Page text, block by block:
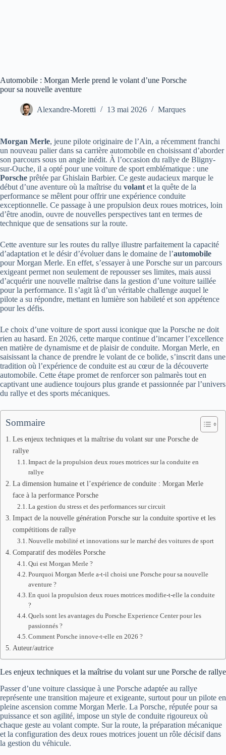
Automobile : Morgan Merle prend le volant d’une Porsche
pour sa nouvelle aventure
Alexandre-Moretti 13 mai 2026 Marques
Morgan Merle, jeune pilote originaire de l’Ain, a récemment franchi
un nouveau palier dans sa carrière automobile en choisissant d’aborder
son parcours sous un angle inédit. À l’occasion du rallye de Bligny-
sur-Ouche, il a opté pour une voiture de sport emblématique : une
Porsche prêtée par Ghislain Barbier. Ce geste audacieux marque le
début d’une aventure où la maîtrise du volant et la quête de la
performance se mêlent pour offrir une expérience conduite
exceptionnelle. Ce passage à une propulsion deux roues motrices, loin
d’être anodin, ouvre de nouvelles perspectives tant en termes de
technique que de sensations sur la route.
Cette aventure sur les routes du rallye illustre parfaitement la capacité
d’adaptation et le désir d’évoluer dans le domaine de l’automobile
pour Morgan Merle. En effet, s’essayer à une Porsche sur un parcours
exigeant permet non seulement de repousser ses limites, mais aussi
d’acquérir une nouvelle maîtrise dans la gestion d’une voiture taillée
pour la performance. Il s’agit là d’un véritable challenge auquel le
pilote a su répondre, mettant en lumière son habileté et son appétence
pour les défis.
Le choix d’une voiture de sport aussi iconique que la Porsche ne doit
rien au hasard. En 2026, cette marque continue d’incarner l’excellence
en matière de dynamisme et de plaisir de conduite. Morgan Merle, en
saisissant la chance de prendre le volant de ce bolide, s’inscrit dans une
tradition où l’expérience de conduite est au cœur de la découverte
automobile. Cette étape promet de renforcer son palmarès tout en
captivant une audience toujours plus grande et passionnée par l’univers
du rallye et des sports mécaniques.
Sommaire
Les enjeux techniques et la maîtrise du volant sur une Porsche de
rallye
Impact de la propulsion deux roues motrices sur la conduite en
rallye
La dimension humaine et l’expérience de conduite : Morgan Merle
face à la performance Porsche
La gestion du stress et des performances sur circuit
Impact de la nouvelle génération Porsche sur la conduite sportive et les
compétitions de rallye
Nouvelle mobilité et innovations sur le marché des voitures de sport
Comparatif des modèles Porsche
Qui est Morgan Merle ?
Pourquoi Morgan Merle a-t-il choisi une Porsche pour sa nouvelle
aventure ?
En quoi la propulsion deux roues motrices modifie-t-elle la conduite
?
Quels sont les avantages du Porsche Experience Center pour les
passionnés ?
Comment Porsche innove-t-elle en 2026 ?
Auteur/autrice
Les enjeux techniques et la maîtrise du volant sur une Porsche de rallye
Passer d’une voiture classique à une Porsche adaptée au rallye
représente une transition majeure et exigeante, surtout pour un pilote en
pleine ascension comme Morgan Merle. La Porsche, réputée pour sa
puissance et son agilité, impose un style de conduite rigoureux où
chaque geste au volant compte. Sur la route, la préparation mécanique
et la configuration des deux roues motrices jouent un rôle décisif dans
la gestion du véhicule.